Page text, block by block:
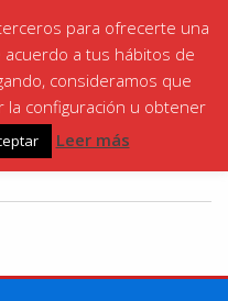
|
para ofrecerte una
a tus hábitos de
consideramos que
la configuración u obtener
Leer más